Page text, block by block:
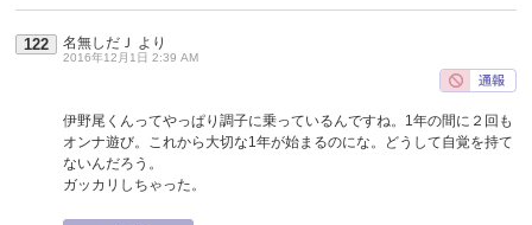
122 名無しだＪ より
2016年12月1日 2:39 AM
伊野尾くんってやっぱり調子に乗っているんですね。1年の間に２回も
オンナ遊び。これから大切な1年が始まるのにな。どうして自覚を持て
ないんだろう。
ガッカリしちゃった。